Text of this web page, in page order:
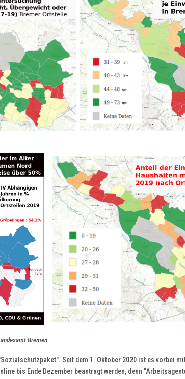
Bremen
Seit dem 1. Oktober 2020 ist es vorbei
bis Ende Dezember beantragt werden, denn